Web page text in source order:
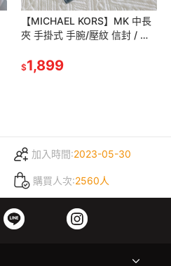
【MICHAEL KORS】MK 中長
夾 手掛式 手腕/壓紋 信封 / 山
$1,899
加入時間:2023-05-30
購買人次:2560人